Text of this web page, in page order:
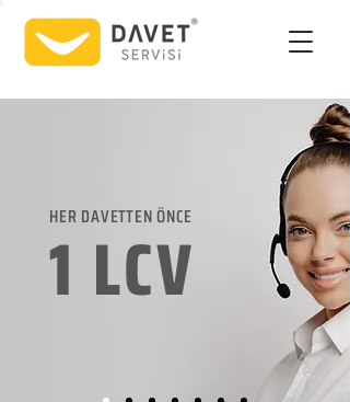
HER DAVETTEN ÖNCE
1 LCV